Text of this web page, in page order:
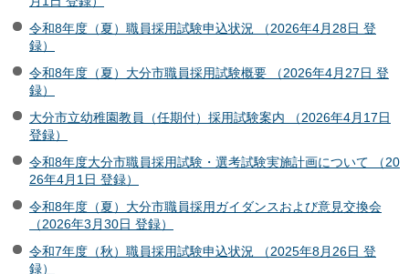
令和8年度（夏）職員採用試験申込状況 （2026年4月28日 登
録）
令和8年度（夏）大分市職員採用試験概要 （2026年4月27日 登
録）
大分市立幼稚園教員（任期付）採用試験案内 （2026年4月17日
登録）
令和8年度大分市職員採用試験・選考試験実施計画について （20
26年4月1日 登録）
令和8年度（夏）大分市職員採用ガイダンスおよび意見交換会
（2026年3月30日 登録）
令和7年度（秋）職員採用試験申込状況 （2025年8月26日 登
録）